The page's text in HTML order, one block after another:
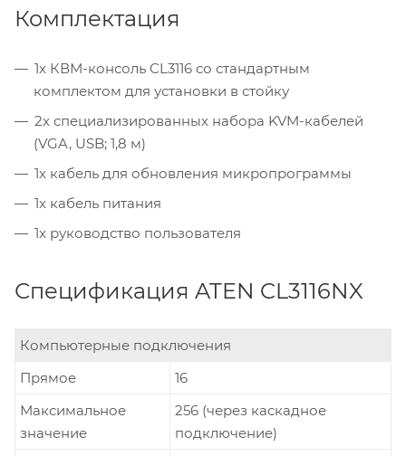
Комплектация
1x КВМ-консоль CL3116 со стандартным
комплектом для установки в стойку
2x специализированных набора KVM-кабелей
(VGA, USB; 1,8 м)
1x кабель для обновления микропрограммы
1x кабель питания
1x руководство пользователя
Спецификация ATEN CL3116NX
Компьютерные подключения
Прямое
16
Максимальное
значение
256 (через каскадное
подключение)